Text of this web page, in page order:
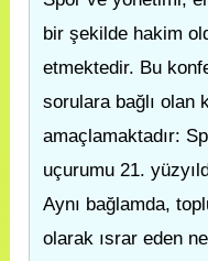
bir şekilde hakim
etmektedir. Bu
sorulara bağlı olan
amaçlamaktadır:
uçurumu 21.
Aynı bağlamda,
olarak ısrar eden